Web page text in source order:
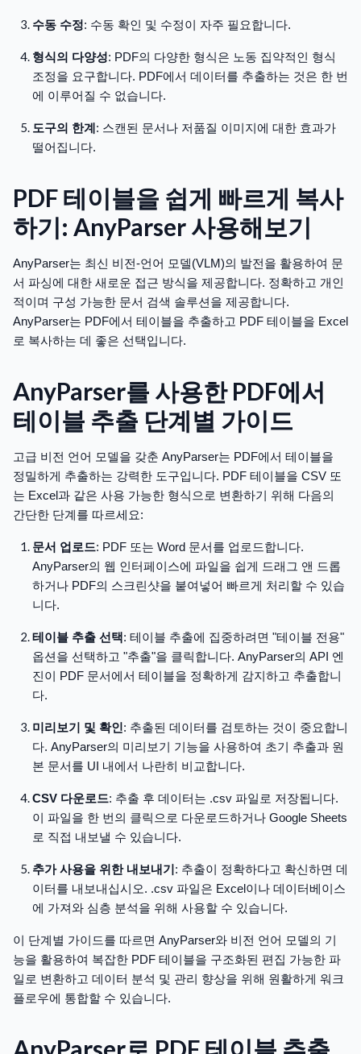
수동 수정: 수동 확인 및 수정이 자주 필요합니다.
형식의 다양성: PDF의 다양한 형식은 노동 집약적인 형식
조정을 요구합니다. PDF에서 데이터를 추출하는 것은 한 번
에 이루어질 수 없습니다.
도구의 한계: 스캔된 문서나 저품질 이미지에 대한 효과가
떨어집니다.
PDF 테이블을 쉽게 빠르게 복사
하기: AnyParser 사용해보기
AnyParser는 최신 비전-언어 모델(VLM)의 발전을 활용하여 문
서 파싱에 대한 새로운 접근 방식을 제공합니다. 정확하고 개인
적이며 구성 가능한 문서 검색 솔루션을 제공합니다.
AnyParser는 PDF에서 테이블을 추출하고 PDF 테이블을 Excel
로 복사하는 데 좋은 선택입니다.
AnyParser를 사용한 PDF에서
테이블 추출 단계별 가이드
고급 비전 언어 모델을 갖춘 AnyParser는 PDF에서 테이블을
정밀하게 추출하는 강력한 도구입니다. PDF 테이블을 CSV 또
는 Excel과 같은 사용 가능한 형식으로 변환하기 위해 다음의
간단한 단계를 따르세요:
문서 업로드: PDF 또는 Word 문서를 업로드합니다.
AnyParser의 웹 인터페이스에 파일을 쉽게 드래그 앤 드롭
하거나 PDF의 스크린샷을 붙여넣어 빠르게 처리할 수 있습
니다.
테이블 추출 선택: 테이블 추출에 집중하려면 "테이블 전용"
옵션을 선택하고 "추출"을 클릭합니다. AnyParser의 API 엔
진이 PDF 문서에서 테이블을 정확하게 감지하고 추출합니
다.
미리보기 및 확인: 추출된 데이터를 검토하는 것이 중요합니
다. AnyParser의 미리보기 기능을 사용하여 초기 추출과 원
본 문서를 UI 내에서 나란히 비교합니다.
CSV 다운로드: 추출 후 데이터는 .csv 파일로 저장됩니다.
이 파일을 한 번의 클릭으로 다운로드하거나 Google Sheets
로 직접 내보낼 수 있습니다.
추가 사용을 위한 내보내기: 추출이 정확하다고 확신하면 데
이터를 내보내십시오. .csv 파일은 Excel이나 데이터베이스
에 가져와 심층 분석을 위해 사용할 수 있습니다.
이 단계별 가이드를 따르면 AnyParser와 비전 언어 모델의 기
능을 활용하여 복잡한 PDF 테이블을 구조화된 편집 가능한 파
일로 변환하고 데이터 분석 및 관리 향상을 위해 원활하게 워크
플로우에 통합할 수 있습니다.